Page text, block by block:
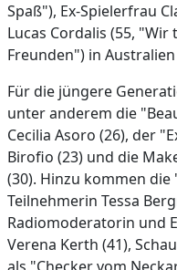
Spaß"), Ex-Spielerfrau
Lucas Cordalis (55,
Freunden") in Australien
Für die jüngere
unter anderem die
Cecilia Asoro (26), der
Birofio (23) und die
(30). Hinzu kommen
Teilnehmerin Tessa
Radiomoderatorin und
Verena Kerth (41),